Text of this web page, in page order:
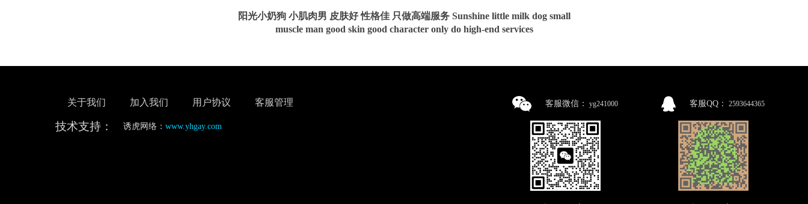
阳光小奶狗 小肌肉男 皮肤好 性格佳 只做高端服务 Sunshine little milk dog small
muscle man good skin good character only do high-end services
关于我们 加入我们 用户协议 客服管理
技术支持： 诱虎网络： www.yhgay.com
客服微信： yg241000 客服QQ： 2593644365